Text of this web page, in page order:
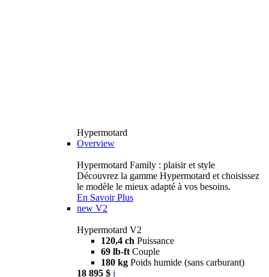
Hypermotard
Overview
Hypermotard Family : plaisir et style
Découvrez la gamme Hypermotard et choisissez
le modèle le mieux adapté à vos besoins.
En Savoir Plus
new V2
Hypermotard V2
120,4 ch Puissance
69 lb-ft Couple
180 kg Poids humide (sans carburant)
18 895 $ i